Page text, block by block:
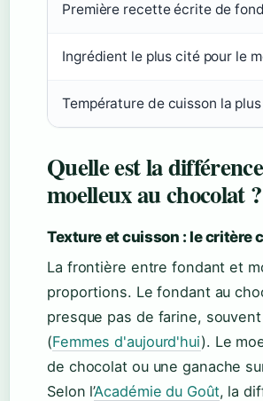
Première recette écrite de
Ingrédient le plus cité pour le
Température de cuisson la
Quelle est la
moelleux au chocolat ?
Texture et cuisson : le critère
La frontière entre fondant et
proportions. Le fondant au
presque pas de farine,
(Femmes d'aujourd'hui). Le
de chocolat ou une ganache
Selon l’Académie du Goût, la